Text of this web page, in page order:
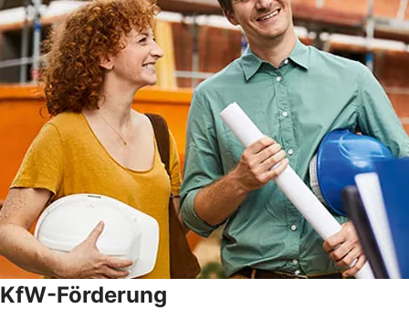
KfW-Förderung